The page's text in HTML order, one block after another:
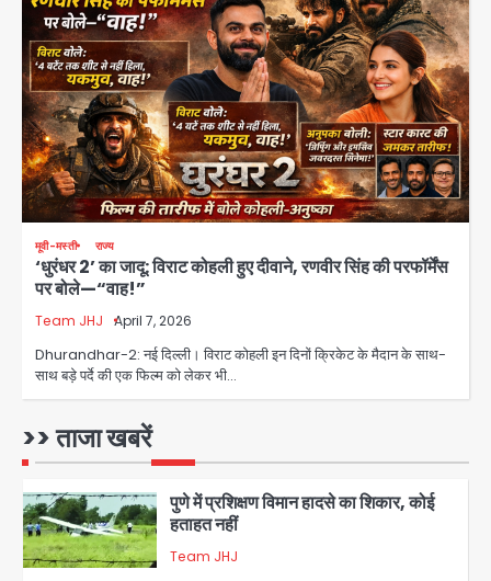
मूवी-मस्ती राज्य
‘धुरंधर 2’ का जादू: विराट कोहली हुए दीवाने, रणवीर सिंह की परफॉर्मेंस
पर बोले—“वाह!”
Team JHJ April 7, 2026
Dhurandhar-2: नई दिल्ली। विराट कोहली इन दिनों क्रिकेट के मैदान के साथ-
साथ बड़े पर्दे की एक फिल्म को लेकर भी…
>> ताजा खबरें
3
Greater Noida Gas
Connection Fraud: बुजुर्ग से वीडियो
कॉल पर 9.77 लाख की साइबर फ्रॉड
Avinash Kumar
4
Taylor Swift: ट्रंप कैंपेन-व्हाइट हाउस
पोस्ट से हटाए गए गाने, जानें पूरा विवाद
Avinash Kumar
Noida Crime News: नोएडा सेक्टर-51
मिला
Avinash Kumar
1
Baramati Airport Plane Crash:
2
पुणे में प्रशिक्षण विमान हादसे का शिकार, कोई
हताहत नहीं
Team JHJ